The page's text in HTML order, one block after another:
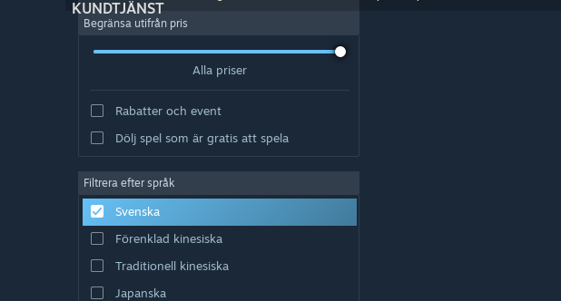
KUNDTJÄNST
Begränsa utifrån pris
Alla priser
Rabatter och event
Dölj spel som är gratis att spela
Filtrera efter språk
Svenska
Förenklad kinesiska
Traditionell kinesiska
Japanska